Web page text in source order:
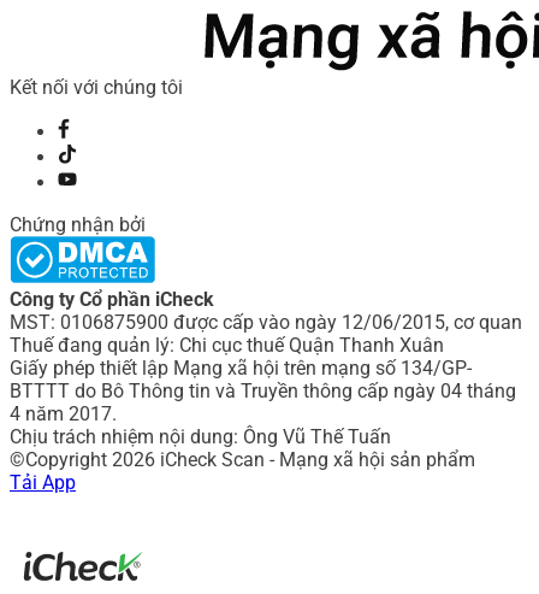
Kết nối với chúng tôi
Chứng nhận bởi
Công ty Cổ phần iCheck
MST: 0106875900 được cấp vào ngày 12/06/2015, cơ quan
Thuế đang quản lý: Chi cục thuế Quận Thanh Xuân
Giấy phép thiết lập Mạng xã hội trên mạng số 134/GP-
BTTTT do Bô Thông tin và Truyền thông cấp ngày 04 tháng
4 năm 2017.
Chịu trách nhiệm nội dung: Ông Vũ Thế Tuấn
©Copyright 2026 iCheck Scan - Mạng xã hội sản phẩm
Tải App